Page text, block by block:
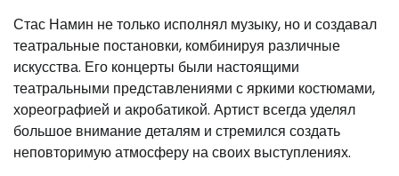
Стас Намин не только исполнял музыку, но и создавал
театральные постановки, комбинируя различные
искусства. Его концерты были настоящими
театральными представлениями с яркими костюмами,
хореографией и акробатикой. Артист всегда уделял
большое внимание деталям и стремился создать
неповторимую атмосферу на своих выступлениях.